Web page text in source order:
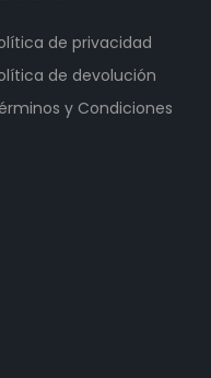
de privacidad
de devolución
y Condiciones